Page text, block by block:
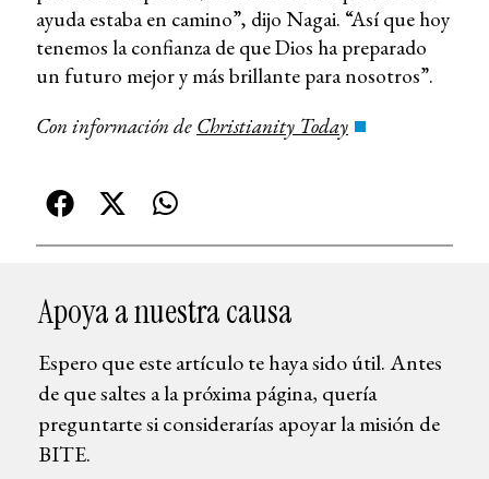
ayuda estaba en camino”, dijo Nagai. “Así que hoy
tenemos la confianza de que Dios ha preparado
un futuro mejor y más brillante para nosotros”.
Con información de Christianity Today
Apoya a nuestra causa
Espero que este artículo te haya sido útil. Antes
de que saltes a la próxima página, quería
preguntarte si considerarías apoyar la misión de
BITE.